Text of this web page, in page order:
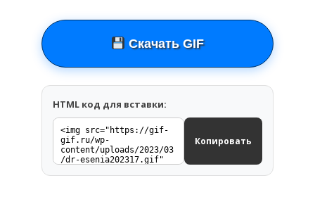
Скачать GIF
HTML код для вставки:
Копировать